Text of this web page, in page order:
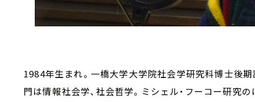
1984年生まれ。一橋大学大学院社会学研究科博士後
門は情報社会学、社会哲学。ミシェル・フーコー研究